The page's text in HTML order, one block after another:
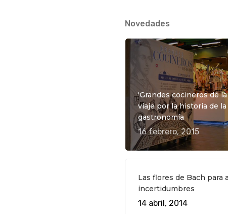
Novedades
'Grandes cocineros de
viaje por la historia de la
gastronomía
16 febrero, 2015
Las flores de Bach para
incertidumbres
14 abril, 2014